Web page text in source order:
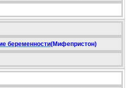
беременности(Мифепристон)